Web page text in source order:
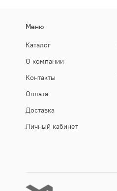
Меню
Каталог
О компании
Контакты
Оплата
Доставка
Личный кабинет